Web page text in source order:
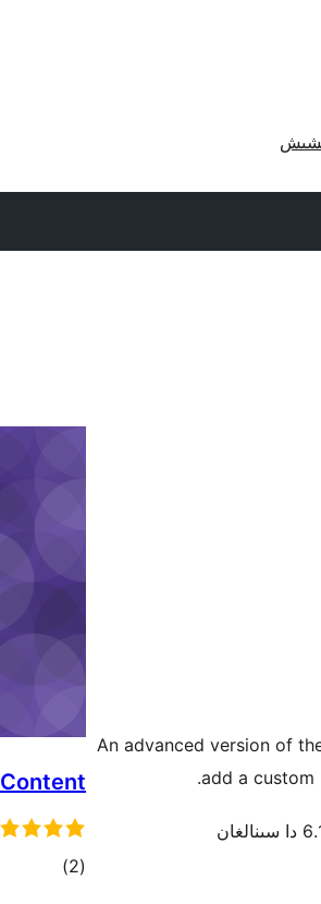
An advanced version of
add a custom
(2 ئومۇمىي)